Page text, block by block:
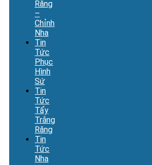
Răng
–
Chỉnh
Nha
Tin
Tức
Phục
Hình
Sứ
Tin
Tức
Tẩy
Trắng
Răng
Tin
Tức
Nha